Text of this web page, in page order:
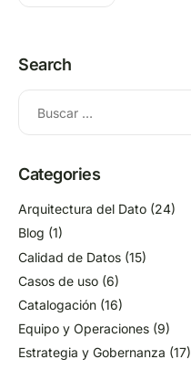
Search
Categories
Arquitectura del Dato (24)
Blog (1)
Calidad de Datos (15)
Casos de uso (6)
Catalogación (16)
Equipo y Operaciones (9)
Estrategia y Gobernanza (17)